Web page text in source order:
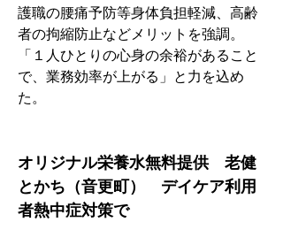
護職の腰痛予防等身体負担軽減、高齢
者の拘縮防止などメリットを強調。
「１人ひとりの心身の余裕があること
で、業務効率が上がる」と力を込め
た。
オリジナル栄養水無料提供　老健
とかち（音更町）　デイケア利用
者熱中症対策で